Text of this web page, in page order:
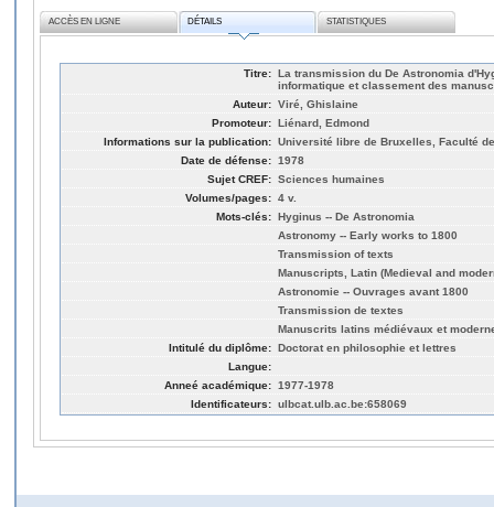
ACCÈS EN LIGNE DÉTAILS STATISTIQUES
Titre: La transmission du De Astronomia
informatique et classement des
Auteur: Viré, Ghislaine
Promoteur: Liénard, Edmond
Informations sur la publication: Université libre de Bruxelles, Faculté
Date de défense: 1978
Sujet CREF: Sciences humaines
Volumes/pages: 4 v.
Mots-clés: Hyginus -- De Astronomia
Astronomy -- Early works to 1800
Transmission of texts
Manuscripts, Latin (Medieval and
Astronomie -- Ouvrages avant 1800
Transmission de textes
Manuscrits latins médiévaux et
Intitulé du diplôme: Doctorat en philosophie et lettres
Langue:
Anneé académique: 1977-1978
Identificateurs: ulbcat.ulb.ac.be:658069